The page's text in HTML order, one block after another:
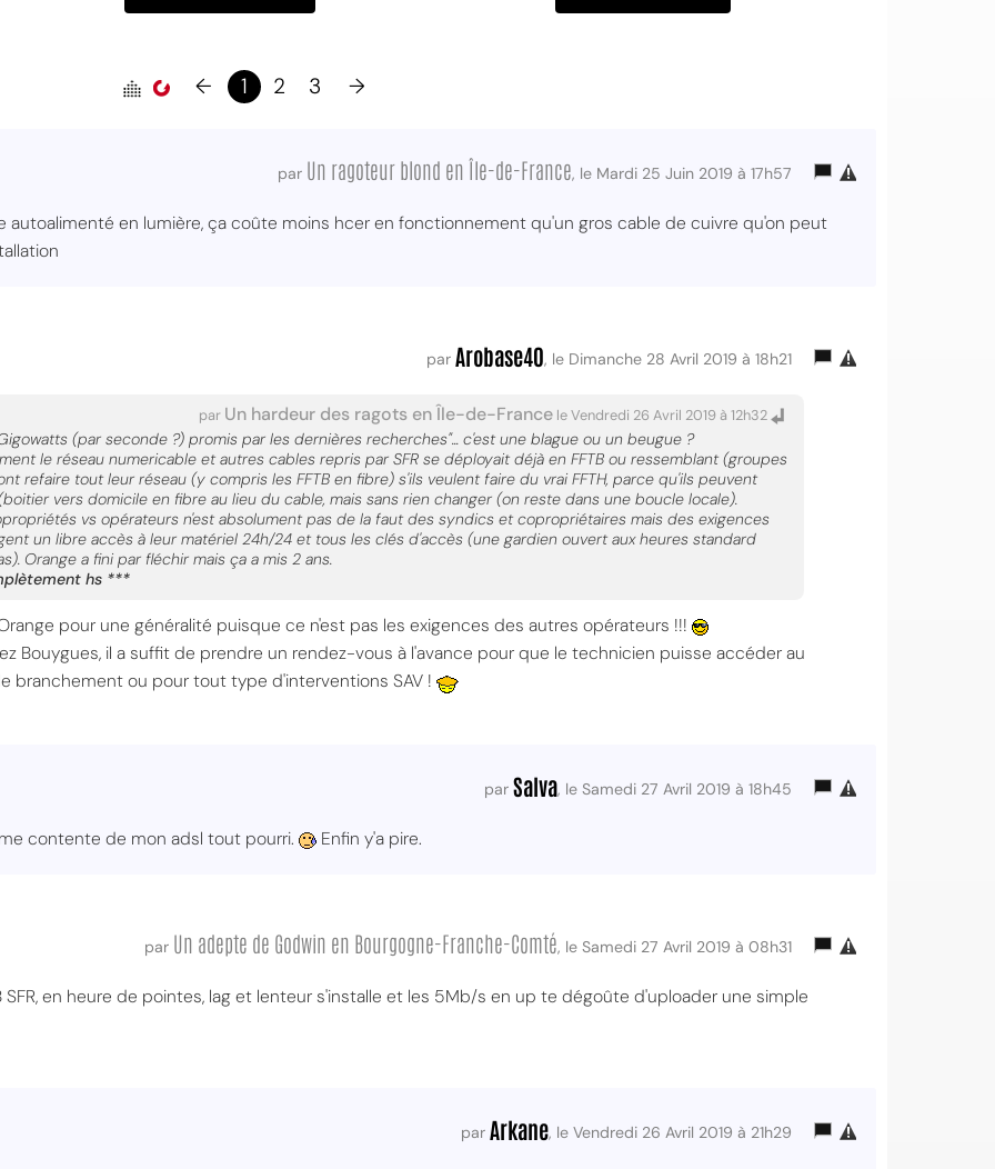
← 1 2 3 →
par Un ragoteur blond en Île-de-France, le Mardi 25 Juin 2019 à 17h57
autoalimenté en lumière, ça coûte moins hcer en fonctionnement qu'un gros cable de cuivre qu'on peut
par Arobase40, le Dimanche 28 Avril 2019 à 18h21
par Un hardeur des ragots en Île-de-France le Vendredi 26 Avril 2019 à 12h32
(par seconde ?) promis par les dernières recherches"... c'est une blague ou un beugue ?
le réseau numericable et autres cables repris par SFR se déployait déjà en FFTB ou ressemblant (groupes
refaire tout leur réseau (y compris les FFTB en fibre) s'ils veulent faire du vrai FFTH, parce qu'ils peuvent
vers domicile en fibre au lieu du cable, mais sans rien changer (on reste dans une boucle locale).
vs opérateurs n'est absolument pas de la faut des syndics et copropriétaires mais des exigences
un libre accès à leur matériel 24h/24 et tous les clés d'accès (une gardien ouvert aux heures standard
Orange a fini par fléchir mais ça a mis 2 ans.
hs ***
pour une généralité puisque ce n'est pas les exigences des autres opérateurs !!!
Bouygues, il a suffit de prendre un rendez-vous à l'avance pour que le technicien puisse accéder au
branchement ou pour tout type d'interventions SAV !
par Salva, le Samedi 27 Avril 2019 à 18h45
contente de mon adsl tout pourri. Enfin y'a pire.
par Un adepte de Godwin en Bourgogne-Franche-Comté, le Samedi 27 Avril 2019 à 08h31
SFR, en heure de pointes, lag et lenteur s'installe et les 5Mb/s en up te dégoûte d'uploader une simple
par Arkane, le Vendredi 26 Avril 2019 à 21h29